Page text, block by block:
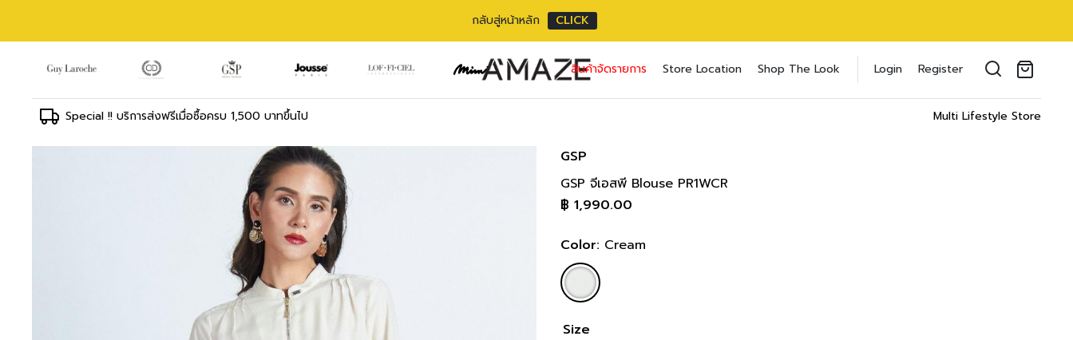
กลับสู่หน้าหลัก CLICK
สินค้าจัดรายการ Store Location Shop The Look Login Register
Special !! บริการส่งฟรีเมื่อซื้อครบ 1,500 บาทขึ้นไป Multi Lifestyle Store
GSP
GSP จีเอสพี Blouse PR1WCR
฿ 1,990.00
Color: Cream
Size
Remember me
Lost your password?
เราใช้ข้อมูลส่วนตัวของคุณเพื่อรองรับประสบการณ์การใช้งาน
เว็บไซต์, การจัดการบัญชี รวมถึงจุดประสงค์อื่นๆ ตาม